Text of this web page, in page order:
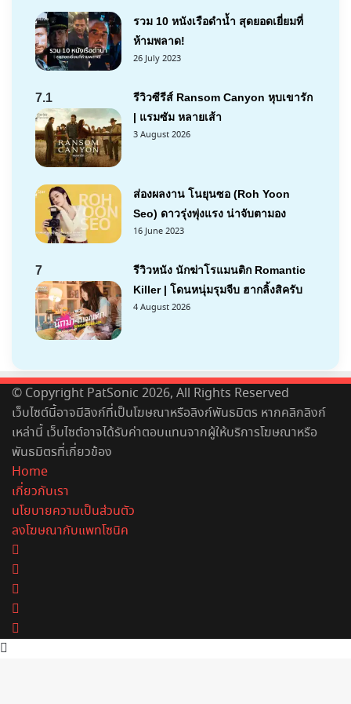
รวม 10 หนังเรือดำน้ำ สุดยอดเยี่ยมที่
ห้ามพลาด!
26 July 2023
7.1
รีวิวซีรีส์ Ransom Canyon หุบเขารัก
| แรมซัม หลายเส้า
3 August 2026
ส่องผลงาน โนยุนซอ (Roh Yoon
Seo) ดาวรุ่งพุ่งแรง น่าจับตามอง
16 June 2023
7
รีวิวหนัง นักฆ่าโรแมนติก Romantic
Killer | โดนหนุ่มรุมจีบ ฮากลิ้งสิครับ
4 August 2026
© Copyright PatSonic 2026, All Rights Reserved
เว็บไซต์นี้อาจมีลิงก์ที่เป็นโฆษณาหรือลิงก์พันธมิตร หากคลิกลิงก์
เหล่านี้ เว็บไซต์อาจได้รับค่าตอบแทนจากผู้ให้บริการโฆษณาหรือ
พันธมิตรที่เกี่ยวข้อง
Home
เกี่ยวกับเรา
นโยบายความเป็นส่วนตัว
ลงโฆษณากับแพทโซนิค